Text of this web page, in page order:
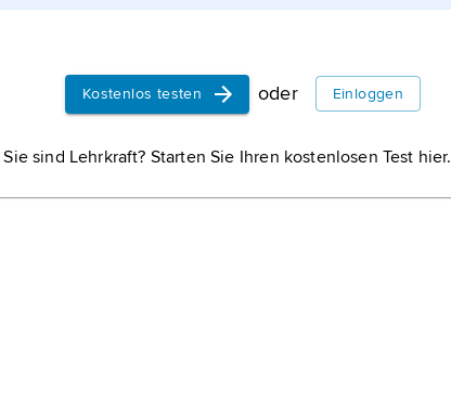
Kostenlos testen oder Einloggen
Sie sind Lehrkraft? Starten Sie Ihren kostenlosen Test hier.